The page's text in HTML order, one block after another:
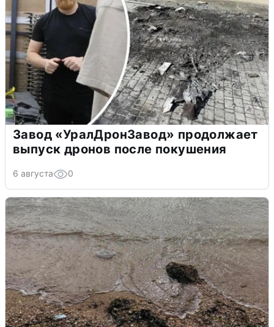
Завод «УралДронЗавод» продолжает
выпуск дронов после покушения
6 августа 0